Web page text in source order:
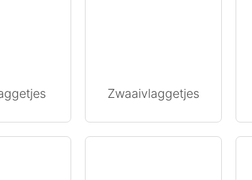
Zwaaivlaggetjes